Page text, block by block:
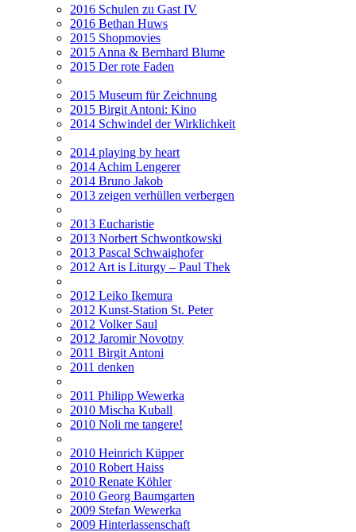
2016 Schulen zu Gast IV
2016 Bethan Huws
2015 Shopmovies
2015 Anna & Bernhard Blume
2015 Der rote Faden
2015 Museum für Zeichnung
2015 Birgit Antoni: Kino
2014 Schwindel der Wirklichkeit
2014 playing by heart
2014 Achim Lengerer
2014 Bruno Jakob
2013 zeigen verhüllen verbergen
2013 Eucharistie
2013 Norbert Schwontkowski
2013 Pascal Schwaighofer
2012 Art is Liturgy – Paul Thek
2012 Leiko Ikemura
2012 Kunst-Station St. Peter
2012 Volker Saul
2012 Jaromir Novotny
2011 Birgit Antoni
2011 denken
2011 Philipp Wewerka
2010 Mischa Kuball
2010 Noli me tangere!
2010 Heinrich Küpper
2010 Robert Haiss
2010 Renate Köhler
2010 Georg Baumgarten
2009 Stefan Wewerka
2009 Hinterlassenschaft